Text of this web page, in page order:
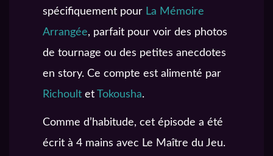
spécifiquement pour La Mémoire
Arrangée, parfait pour voir des photos
de tournage ou des petites anecdotes
en story. Ce compte est alimenté par
Richoult et Tokousha.
Comme d’habitude, cet épisode a été
écrit à 4 mains avec Le Maître du Jeu.